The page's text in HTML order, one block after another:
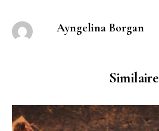
Ayngelina Borgan
Similaire